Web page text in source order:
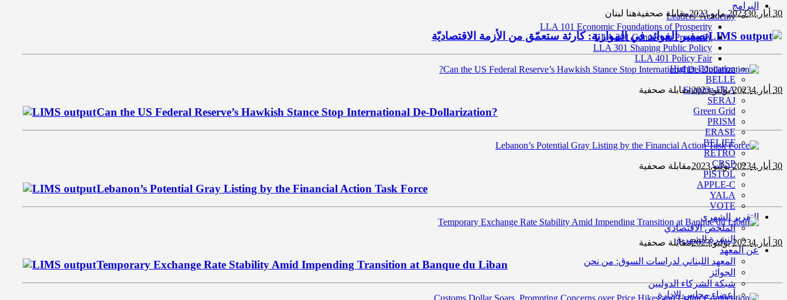
البرامج
Leaders’ Academy
LLA 101 Economic Foundations of Prosperity
LLA 201 Connect to Prosperity
LLA 301 Shaping Public Policy
LLA 401 Policy Fair
Higher Education
BELLE
Shaping ERA
SERAJ
Green Grid
PRISM
ERASE
BELIEF
RETRO
CBSP
PISTOL
APPLE-C
YALA
VOTE
التقرير الشهري
الملخص الاقتصادي
النشرة الشهرية
عن المعهد
المعهد اللبناني لدراسات السوق: من نحن
الجوائز
شبكة الشركاء الدوليين
أعضاء مجلس الإدارة
30 أيار,2023 30 مايو,2023 مقابلة صحفيةهنا لبنان
تصفير الفوائد في الموازنة: كارثة ستعمّق من الأزمة الاقتصاديّة
30 أيار,2023 4 يوليو,2023 مقابلة صحفية
Can the US Federal Reserve’s Hawkish Stance Stop International De-Dollarization?
30 أيار,2023 4 يوليو,2023 مقابلة صحفية
Lebanon’s Potential Gray Listing by the Financial Action Task Force
30 أيار,2023 4 يوليو,2023 مقابلة صحفية
Temporary Exchange Rate Stability Amid Impending Transition at Banque du Liban